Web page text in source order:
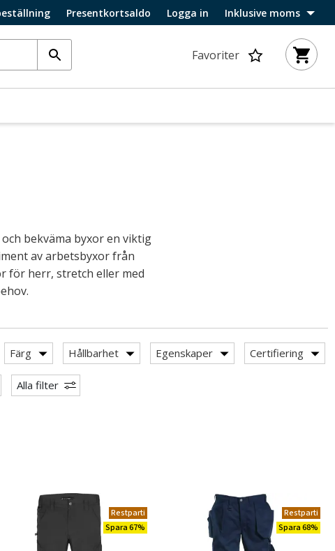
Presentkortsaldo Logga in Inklusive moms
Favoriter
bekväma byxor en viktig
av arbetsbyxor från
för herr, stretch eller med
Färg Hållbarhet Egenskaper Certifiering
Alla filter
Restparti
Spara 67%
Restparti
Spara 68%